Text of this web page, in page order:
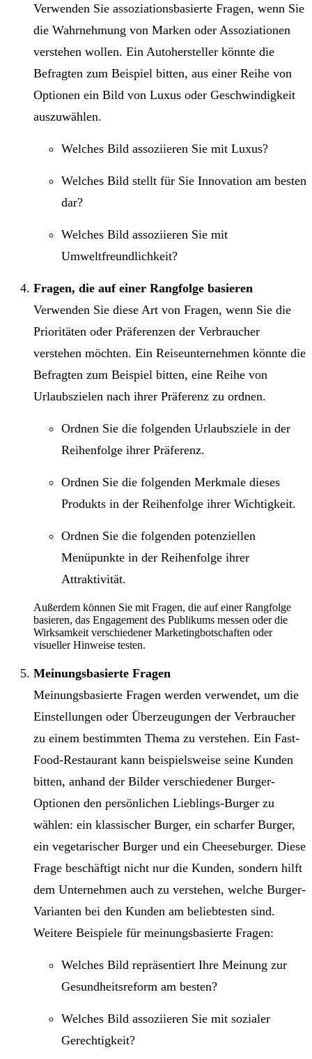
Verwenden Sie assoziationsbasierte Fragen, wenn Sie
die Wahrnehmung von Marken oder Assoziationen
verstehen wollen. Ein Autohersteller könnte die
Befragten zum Beispiel bitten, aus einer Reihe von
Optionen ein Bild von Luxus oder Geschwindigkeit
auszuwählen.
Welches Bild assoziieren Sie mit Luxus?
Welches Bild stellt für Sie Innovation am besten
dar?
Welches Bild assoziieren Sie mit
Umweltfreundlichkeit?
Fragen, die auf einer Rangfolge basieren
Verwenden Sie diese Art von Fragen, wenn Sie die
Prioritäten oder Präferenzen der Verbraucher
verstehen möchten. Ein Reiseunternehmen könnte die
Befragten zum Beispiel bitten, eine Reihe von
Urlaubszielen nach ihrer Präferenz zu ordnen.
Ordnen Sie die folgenden Urlaubsziele in der
Reihenfolge ihrer Präferenz.
Ordnen Sie die folgenden Merkmale dieses
Produkts in der Reihenfolge ihrer Wichtigkeit.
Ordnen Sie die folgenden potenziellen
Menüpunkte in der Reihenfolge ihrer
Attraktivität.
Außerdem können Sie mit Fragen, die auf einer Rangfolge
basieren, das Engagement des Publikums messen oder die
Wirksamkeit verschiedener Marketingbotschaften oder
visueller Hinweise testen.
Meinungsbasierte Fragen
Meinungsbasierte Fragen werden verwendet, um die
Einstellungen oder Überzeugungen der Verbraucher
zu einem bestimmten Thema zu verstehen. Ein Fast-
Food-Restaurant kann beispielsweise seine Kunden
bitten, anhand der Bilder verschiedener Burger-
Optionen den persönlichen Lieblings-Burger zu
wählen: ein klassischer Burger, ein scharfer Burger,
ein vegetarischer Burger und ein Cheeseburger. Diese
Frage beschäftigt nicht nur die Kunden, sondern hilft
dem Unternehmen auch zu verstehen, welche Burger-
Varianten bei den Kunden am beliebtesten sind.
Weitere Beispiele für meinungsbasierte Fragen:
Welches Bild repräsentiert Ihre Meinung zur
Gesundheitsreform am besten?
Welches Bild assoziieren Sie mit sozialer
Gerechtigkeit?